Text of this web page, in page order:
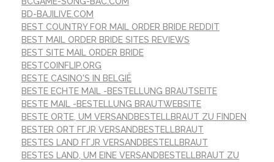
BD-BAJILIVE.COM
BEST COUNTRY FOR MAIL ORDER BRIDE REDDIT
BEST MAIL ORDER BRIDE SITES REVIEWS
BEST SITE MAIL ORDER BRIDE
BESTCOINFLIP.ORG
BESTE CASINO'S IN BELGIË
BESTE ECHTE MAIL -BESTELLUNG BRAUTSEITE
BESTE MAIL -BESTELLUNG BRAUTWEBSITE
BESTE ORTE, UM VERSANDBESTELLBRAUT ZU FINDEN
BESTER ORT FГЈR VERSANDBESTELLBRAUT
BESTES LAND FГЈR VERSANDBESTELLBRAUT
BESTES LAND, UM EINE VERSANDBESTELLBRAUT ZU